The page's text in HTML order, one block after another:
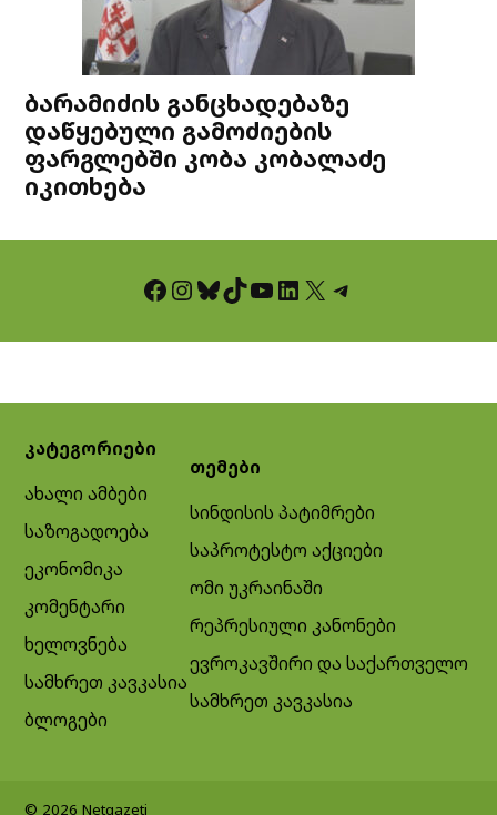
ბარამიძის განცხადებაზე
დაწყებული გამოძიების
ფარგლებში კობა კობალაძე
იკითხება
Facebook InstagramBluesky TikTok YouTube LinkedIn X Telegram
კატეგორიები
ახალი ამბები
საზოგადოება
ეკონომიკა
კომენტარი
ხელოვნება
სამხრეთ კავკასია
ბლოგები
თემები
სინდისის პატიმრები
საპროტესტო აქციები
ომი უკრაინაში
რეპრესიული კანონები
ევროკავშირი და საქართველო
სამხრეთ კავკასია
© 2026 Netgazeti